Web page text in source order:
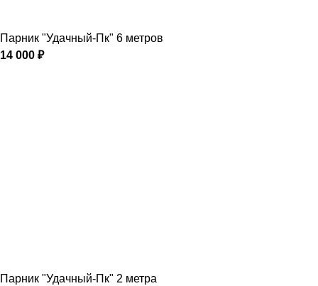
Парник "Удачный-Пк" 6 метров
14 000 ₽
Парник "Удачный-Пк" 2 метра